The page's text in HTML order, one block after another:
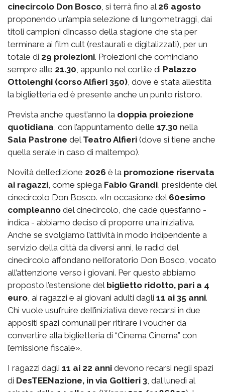
cinecircolo Don Bosco, si terrà fino al 26 agosto
proponendo un’ampia selezione di lungometraggi, dai
titoli campioni d’incasso della stagione che sta per
terminare ai film cult (restaurati e digitalizzati), per un
totale di 29 proiezioni. Proiezioni che cominciano
sempre alle 21.30, appunto nel cortile di Palazzo
Ottolenghi (corso Alfieri 350), dove è stata allestita
la biglietteria ed è presente anche un punto ristoro.
Prevista anche quest’anno la doppia proiezione
quotidiana, con l’appuntamento delle 17.30 nella
Sala Pastrone del Teatro Alfieri (dove si tiene anche
quella serale in caso di maltempo).
Novità dell’edizione 2026 è la promozione riservata
ai ragazzi, come spiega Fabio Grandi, presidente del
cinecircolo Don Bosco. «In occasione del 60esimo
compleanno del cinecircolo, che cade quest’anno -
indica - abbiamo deciso di proporre una iniziativa.
Anche se svolgiamo l’attività in modo indipendente a
servizio della città da diversi anni, le radici del
cinecircolo affondano nell’oratorio Don Bosco, vocato
all’attenzione verso i giovani. Per questo abbiamo
proposto l’estensione del biglietto ridotto, pari a 4
euro, ai ragazzi e ai giovani adulti dagli 11 ai 35 anni.
Chi vuole usufruire dell’iniziativa deve recarsi in due
appositi spazi comunali per ritirare i voucher da
convertire alla biglietteria di “Cinema Cinema” con
l’emissione fiscale».
I ragazzi dagli 11 ai 22 anni devono recarsi negli spazi
di DesTEENazione, in via Goltieri 3, dal lunedì al